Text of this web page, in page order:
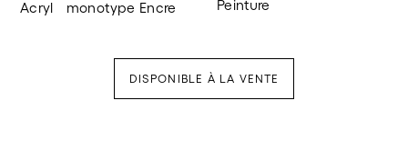
Acryl
monotype Encre
Peinture
DISPONIBLE À LA VENTE